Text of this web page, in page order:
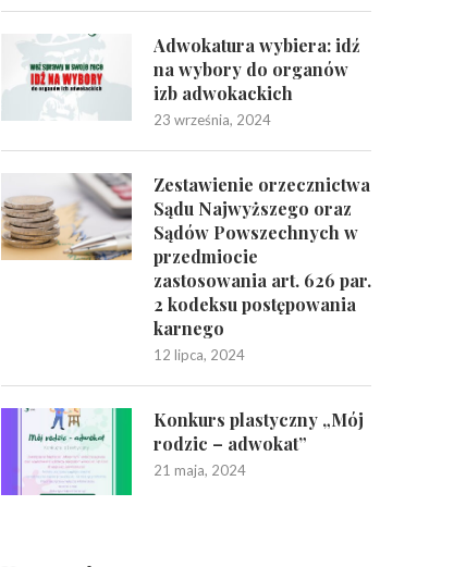
Adwokatura wybiera: idź
na wybory do organów
izb adwokackich
23 września, 2024
Zestawienie orzecznictwa
Sądu Najwyższego oraz
Sądów Powszechnych w
przedmiocie
zastosowania art. 626 par.
2 kodeksu postępowania
karnego
12 lipca, 2024
Konkurs plastyczny „Mój
rodzic – adwokat”
21 maja, 2024